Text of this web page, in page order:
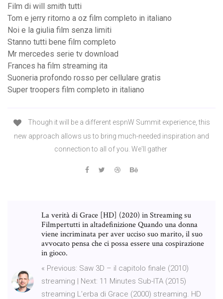
Film di will smith tutti
Tom e jerry ritorno a oz film completo in italiano
Noi e la giulia film senza limiti
Stanno tutti bene film completo
Mr mercedes serie tv download
Frances ha film streaming ita
Suoneria profondo rosso per cellulare gratis
Super troopers film completo in italiano
Though it will be a different espnW Summit experience, this
new approach allows us to bring much-needed inspiration and
connection to all of you. We'll gather
La verità di Grace [HD] (2020) in Streaming su
Filmpertutti in altadefinizione Quando una donna
viene incriminata per aver ucciso suo marito, il suo
avvocato pensa che ci possa essere una cospirazione
in gioco.
« Previous: Saw 3D – il capitolo finale (2010)
streaming | Next: 11 Minutes Sub-ITA (2015)
streaming L’erba di Grace (2000) streaming. HD